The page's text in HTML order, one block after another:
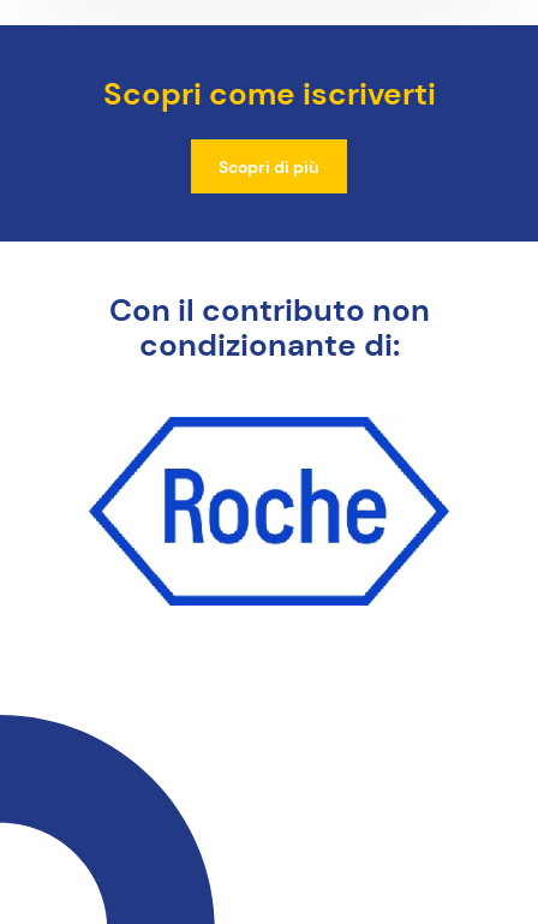
Scopri come iscriverti
Scopri di più
Con il contributo non
condizionante di: